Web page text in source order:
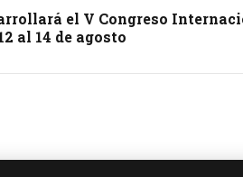
el V Congreso
al 14 de agosto